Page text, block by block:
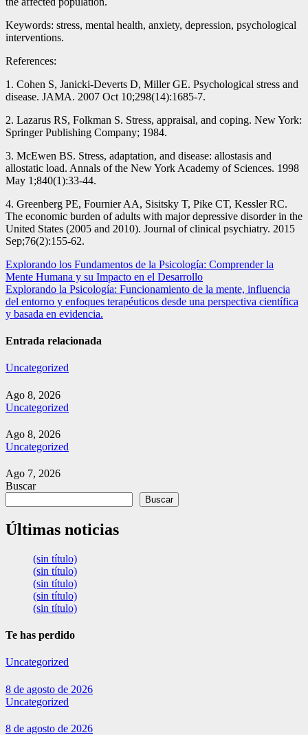
Keywords: stress, mental health, anxiety, depression, psychological
interventions.
References:
1. Cohen S, Janicki-Deverts D, Miller GE. Psychological stress and
disease. JAMA. 2007 Oct 10;298(14):1685-7.
2. Lazarus RS, Folkman S. Stress, appraisal, and coping. New York:
Springer Publishing Company; 1984.
3. McEwen BS. Stress, adaptation, and disease: allostasis and
allostatic load. Annals of the New York Academy of Sciences. 1998
May 1;840(1):33-44.
4. Greenberg PE, Fournier AA, Sisitsky T, Pike CT, Kessler RC.
The economic burden of adults with major depressive disorder in the
United States (2005 and 2010). Journal of clinical psychiatry. 2015
Sep;76(2):155-62.
Navegación
de
entradas
Explorando los Fundamentos de la Psicología: Comprender la
Mente Humana y su Impacto en el Desarrollo
Explorando la Psicología: Funcionamiento de la mente, influencia
del entorno y enfoques terapéuticos desde una perspectiva científica
y basada en evidencia.
Entrada relacionada
Uncategorized
Ago 8, 2026
Uncategorized
Ago 8, 2026
Uncategorized
Ago 7, 2026
Buscar
Buscar
Últimas noticias
(sin título)
(sin título)
(sin título)
(sin título)
(sin título)
Te has perdido
Uncategorized
8 de agosto de 2026
Uncategorized
8 de agosto de 2026